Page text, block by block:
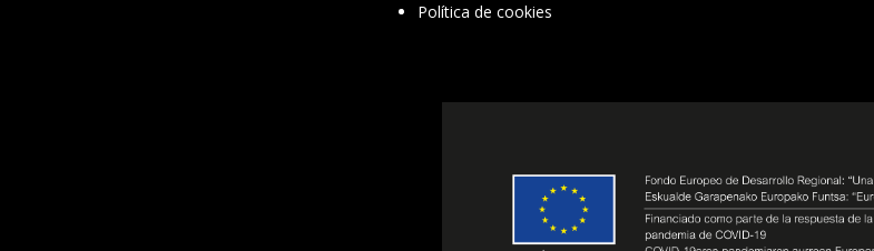
Política de cookies